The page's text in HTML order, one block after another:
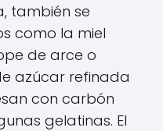
también se
como la miel
de arce o
azúcar refinada
con carbón
gelatinas. El